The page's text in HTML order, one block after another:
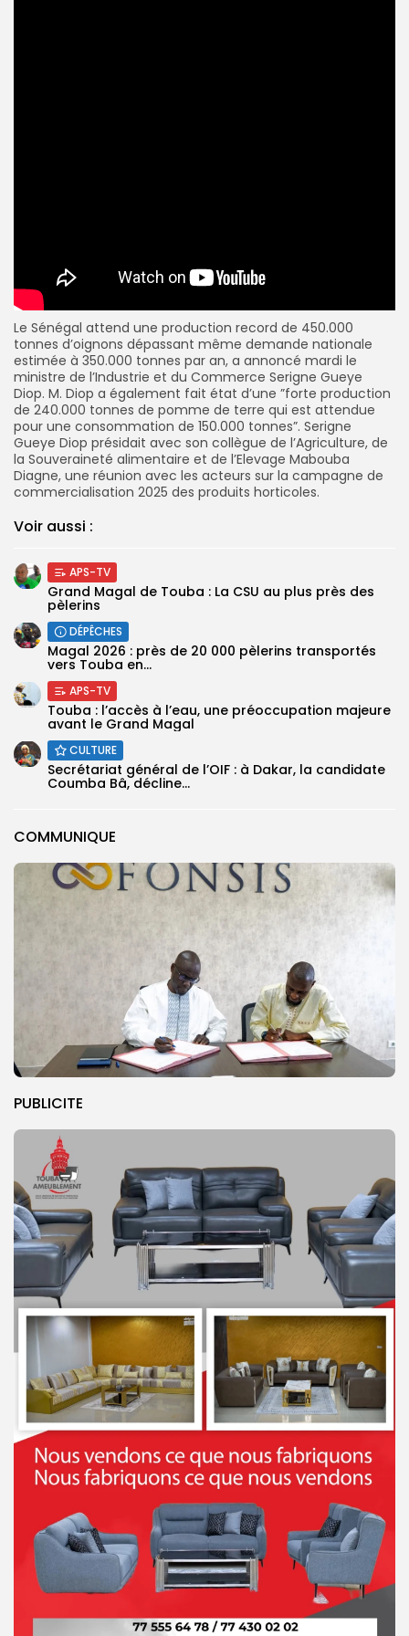
COMMUNIQUE
PUBLICITE
Le Sénégal attend une production record de 450.000
tonnes d’oignons dépassant même demande nationale
estimée à 350.000 tonnes par an, a annoncé mardi le
ministre de l’Industrie et du Commerce Serigne Gueye
Diop. M. Diop a également fait état d’une ”forte production
de 240.000 tonnes de pomme de terre qui est attendue
pour une consommation de 150.000 tonnes”. Serigne
Gueye Diop présidait avec son collègue de l’Agriculture, de
la Souveraineté alimentaire et de l’Elevage Mabouba
Diagne, une réunion avec les acteurs sur la campagne de
commercialisation 2025 des produits horticoles.
Voir aussi :
APS-TV
Grand Magal de Touba : La CSU au plus près des
pèlerins
DÉPÊCHES
Magal 2026 : près de 20 000 pèlerins transportés
vers Touba en...
APS-TV
Touba : l’accès à l’eau, une préoccupation majeure
avant le Grand Magal
CULTURE
Secrétariat général de l’OIF : à Dakar, la candidate
Coumba Bâ, décline...